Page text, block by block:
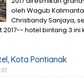
oleh Wagub
Christiandy Sanjaya,
2017-- hotel bintang 3
Kota Pontianak